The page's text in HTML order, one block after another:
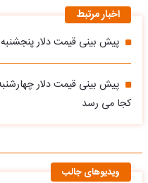
اخبار مرتبط
پیش بینی قیمت دلار پنجشنبه ۳ اردیبهشت ۱۴۰۵
کجا می رسد
ویدیوهای جالب